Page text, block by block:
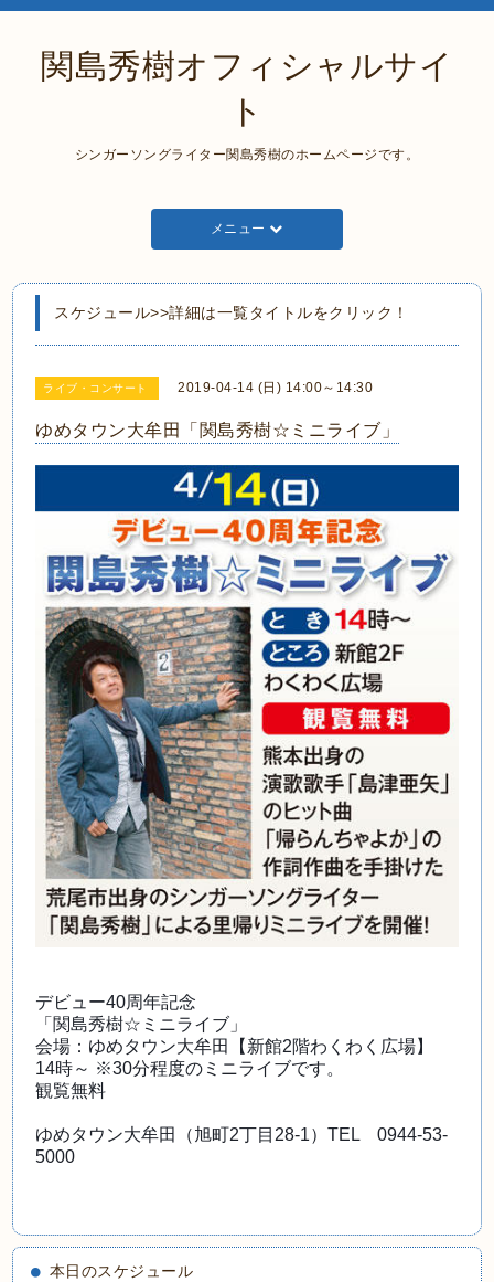
関島秀樹オフィシャルサイ
ト
シンガーソングライター関島秀樹のホームページです。
メニュー
スケジュール>>詳細は一覧タイトルをクリック！
ライブ・コンサート 2019-04-14 (日) 14:00～14:30
ゆめタウン大牟田「関島秀樹☆ミニライブ」
デビュー40周年記念
「関島秀樹☆ミニライブ」
会場：ゆめタウン大牟田【新館2階わくわく広場】
14時～ ※30分程度のミニライブです。
観覧無料
ゆめタウン大牟田（旭町2丁目28-1）TEL　0944-53-
5000
本日のスケジュール